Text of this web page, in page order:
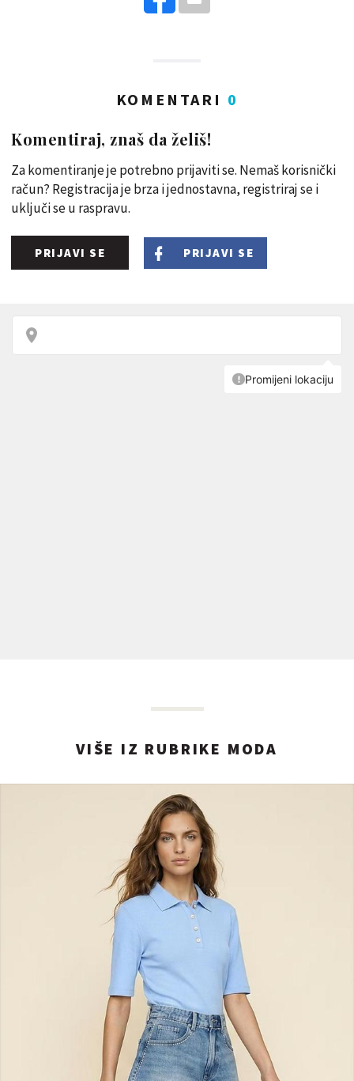
KOMENTARI 0
Komentiraj, znaš da želiš!
Za komentiranje je potrebno prijaviti se. Nemaš korisnički
račun? Registracija je brza i jednostavna, registriraj se i
uključi se u raspravu.
PRIJAVI SE PRIJAVI SE
VIŠE IZ RUBRIKE MODA